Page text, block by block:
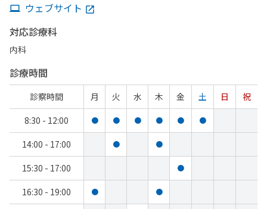
ウェブサイト
対応診療科
内科
診療時間
診察時間 月 火 水 木 金 土 日
祝
8:30 - 12:00
● ● ● ● ● ●
14:00 - 17:00 ● ●
15:30 - 17:00 ●
16:30 - 19:00 ● ●